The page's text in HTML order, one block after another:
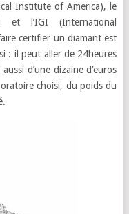
Institute of America), le
et l’IGI (International
certifier un diamant est
: il peut aller de 24heures
d’une dizaine d’euros
choisi, du poids du